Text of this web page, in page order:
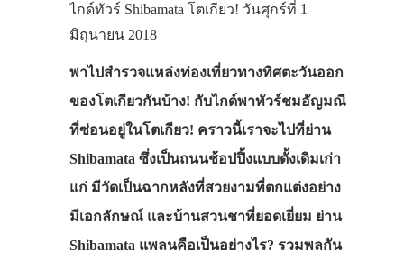
ไกด์ทัวร์ Shibamata โตเกียว! วันศุกร์ที่ 1
มิถุนายน 2018
พาไปสำรวจแหล่งท่องเที่ยวทางทิศตะวันออก
ของโตเกียวกันบ้าง! กับไกด์พาทัวร์ชมอัญมณี
ที่ซ่อนอยู่ในโตเกียว! คราวนี้เราจะไปที่ย่าน
Shibamata ซึ่งเป็นถนนช้อปปิ้งแบบดั้งเดิมเก่า
แก่ มีวัดเป็นฉากหลังที่สวยงามที่ตกแต่งอย่าง
มีเอกลักษณ์ และบ้านสวนชาที่ยอดเยี่ยม ย่าน
Shibamata แพลนคือเป็นอย่างไร? รวมพลกัน